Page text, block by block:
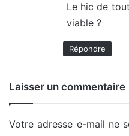
Le hic de
viable ?
Répondre
Laisser un commentaire
Votre adresse e-mail ne